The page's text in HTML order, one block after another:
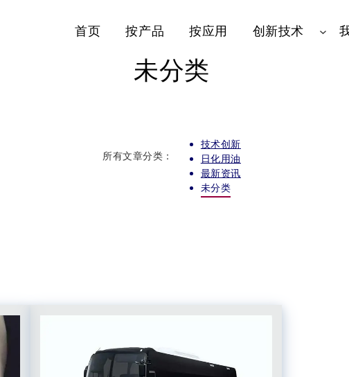
首页 按产品 按应用 创新技术
未分类
所有文章分类：
技术创新
日化用油
最新资讯
未分类